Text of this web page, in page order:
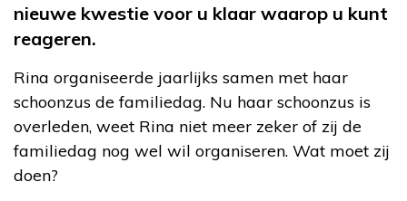
nieuwe kwestie voor u klaar waarop u kunt
reageren.
Rina organiseerde jaarlijks samen met haar
schoonzus de familiedag. Nu haar schoonzus is
overleden, weet Rina niet meer zeker of zij de
familiedag nog wel wil organiseren. Wat moet zij
doen?